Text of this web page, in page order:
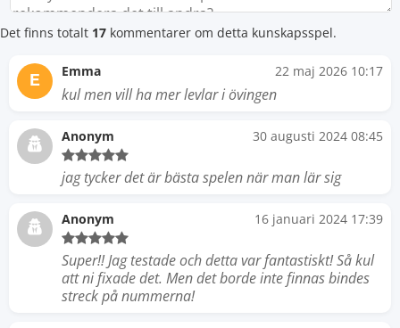
Det finns totalt 17 kommentarer om detta kunskapsspel.
E Emma 22 maj 2026 10:17
kul men vill ha mer levlar i övingen
Anonym 30 augusti 2024 08:45
jag tycker det är bästa spelen när man lär sig
Anonym 16 januari 2024 17:39
Super!! Jag testade och detta var fantastiskt! Så kul
att ni fixade det. Men det borde inte finnas bindes
streck på nummerna!